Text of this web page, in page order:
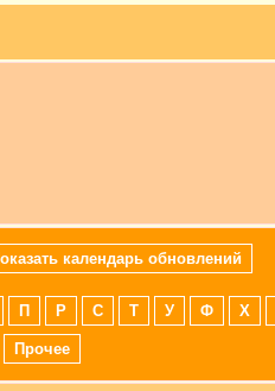
календарь обновлений
П Р С Т У Ф Х
Прочее